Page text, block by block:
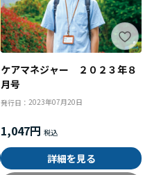
ケアマネジャー ２０２３年８
月号
発行日： 2023年07月20日
1,047円
詳細を見る